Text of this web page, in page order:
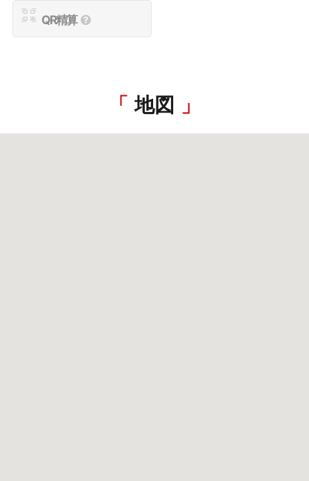
QR精算
地図